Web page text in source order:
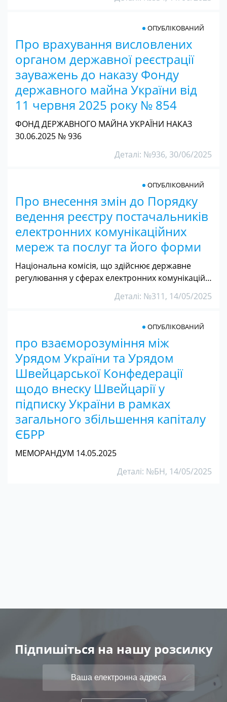
Про врахування висловлених
органом державної реєстрації
зауважень до наказу Фонду
державного майна України від
11 червня 2025 року № 854
ОПУБЛІКОВАНИЙ
ФОНД ДЕРЖАВНОГО МАЙНА УКРАЇНИ НАКАЗ
30.06.2025 № 936
Деталі: №936, 30/06/2025
Про внесення змін до Порядку
ведення реєстру постачальників
електронних комунікаційних
мереж та послуг та його форми
ОПУБЛІКОВАНИЙ
Національна комісія, що здійснює державне
регулювання у сферах електронних комунікацій…
Деталі: №311, 14/05/2025
про взаєморозуміння між
Урядом України та Урядом
Швейцарської Конфедерації
щодо внеску Швейцарії у
підписку України в рамках
загального збільшення капіталу
ЄБРР
ОПУБЛІКОВАНИЙ
МЕМОРАНДУМ 14.05.2025
Деталі: №БН, 14/05/2025
Підпишіться на нашу розсилку